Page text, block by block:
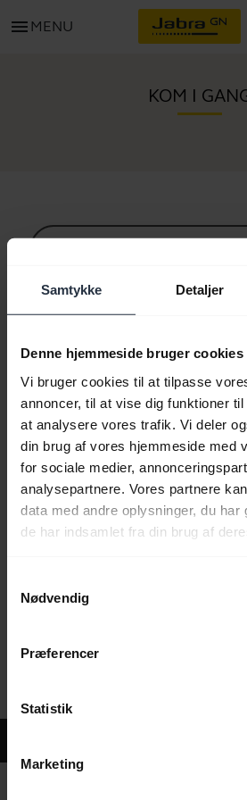
Samtykke Detaljer
Denne hjemmeside bruger cookies
Vi bruger cookies til at tilpasse
annoncer, til at vise dig funktioner
at analysere vores trafik. Vi deler
din brug af vores hjemmeside med
for sociale medier,
analysepartnere. Vores partnere
data med andre oplysninger, du har
de har indsamlet fra din brug af
Nødvendig
Præferencer
Statistik
Marketing
menu MENU
KOM I
Bluetooth
Ofte stillede